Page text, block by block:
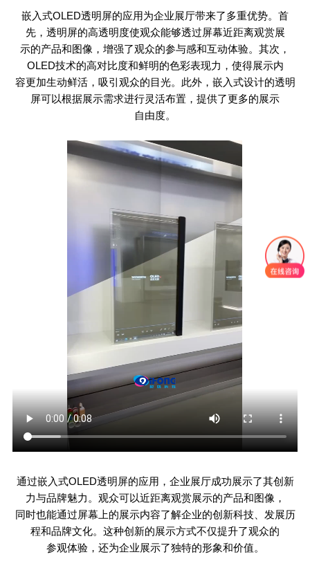
嵌入式OLED透明屏的应用为企业展厅带来了多重优势。首
先，透明屏的高透明度使观众能够透过屏幕近距离观赏展
示的产品和图像，增强了观众的参与感和互动体验。其次，
OLED技术的高对比度和鲜明的色彩表现力，使得展示内
容更加生动鲜活，吸引观众的目光。此外，嵌入式设计的透明
屏可以根据展示需求进行灵活布置，提供了更多的展示
自由度。
通过嵌入式OLED透明屏的应用，企业展厅成功展示了其创新
力与品牌魅力。观众可以近距离观赏展示的产品和图像，
同时也能通过屏幕上的展示内容了解企业的创新科技、发展历
程和品牌文化。这种创新的展示方式不仅提升了观众的
参观体验，还为企业展示了独特的形象和价值。